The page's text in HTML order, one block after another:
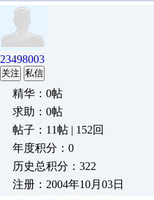
23498003
关注 私信
精华：0帖
求助：0帖
帖子：11帖 | 152回
年度积分：0
历史总积分：322
注册：2004年10月03日